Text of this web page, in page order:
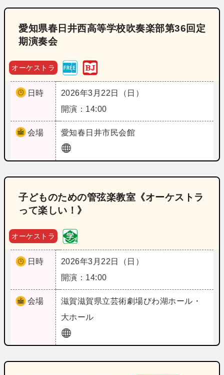
愛知県春日井西高等学校吹奏楽部第36回定
期演奏会
オーケストラ
日時
2026年3月22日（日）
開演：14:00
会場 愛知春日井市民会館
子どものための管弦楽教室《オーケストラ
って楽しい！》
オーケストラ
日時
2026年3月22日（日）
開演：14:00
会場 滋賀滋賀県立芸術劇場びわ湖ホール・
大ホール